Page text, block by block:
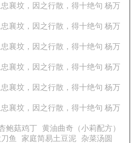
襄坟，因之行散，得十绝句 杨万
襄坟，因之行散，得十绝句 杨万
襄坟，因之行散，得十绝句 杨万
襄坟，因之行散，得十绝句 杨万
襄坟，因之行散，得十绝句 杨万
襄坟，因之行散，得十绝句 杨万
鲍菇鸡丁 黄油曲奇（小莉配方）
鱼
家庭简易土豆泥
杂菜汤圆